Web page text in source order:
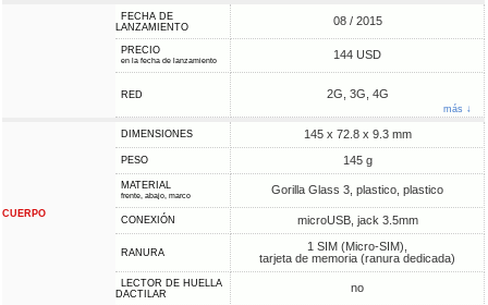
FECHA DE
LANZAMIENTO
08 / 2015
PRECIO
en la fecha de lanzamiento 144 USD
RED 2G, 3G, 4G
más ↓
CUERPO
DIMENSIONES 145 x 72.8 x 9.3 mm
PESO 145 g
MATERIAL
frente, abajo, marco Gorilla Glass 3, plastico, plastico
CONEXIÓN microUSB, jack 3.5mm
RANURA
1 SIM (Micro-SIM),
tarjeta de memoria (ranura dedicada)
LECTOR DE HUELLA
DACTILAR
no